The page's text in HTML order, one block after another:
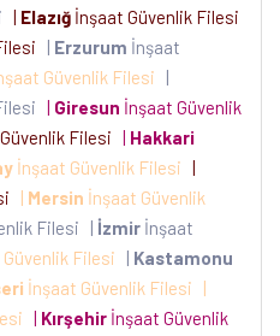
| Elazığ İnşaat Güvenlik Filesi
| Erzurum İnşaat
Güvenlik Filesi
|
| Giresun İnşaat Güvenlik
Filesi | Hakkari
İnşaat Güvenlik Filesi |
| Mersin İnşaat Güvenlik
Filesi | İzmir İnşaat
Filesi | Kastamonu
İnşaat Güvenlik Filesi
|
| Kırşehir İnşaat Güvenlik